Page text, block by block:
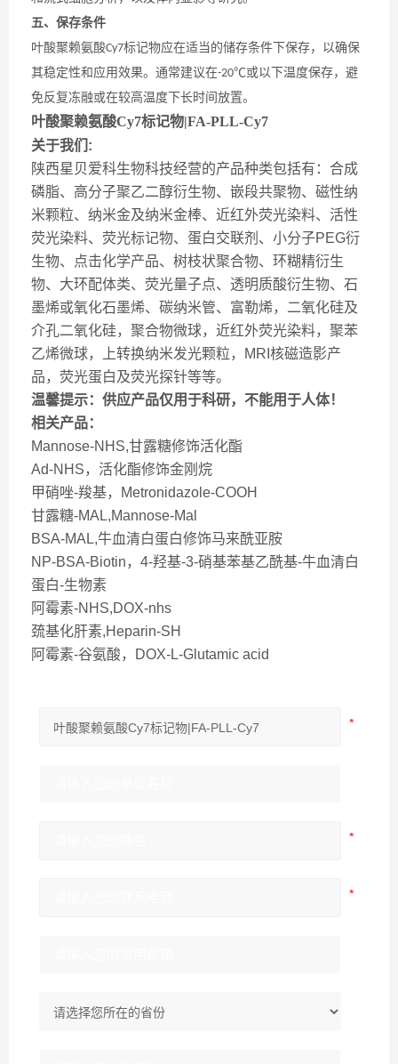
五、保存条件
叶酸聚赖氨酸Cy7标记物应在适当的储存条件下保存，以确保
其稳定性和应用效果。通常建议在-20℃或以下温度保存，避
免反复冻融或在较高温度下长时间放置。
叶酸聚赖氨酸Cy7标记物|FA-PLL-Cy7
关于我们:
陕西星贝爱科生物科技经营的产品种类包括有：合成
磷脂、高分子聚乙二醇衍生物、嵌段共聚物、磁性纳
米颗粒、纳米金及纳米金棒、近红外荧光染料、活性
荧光染料、荧光标记物、蛋白交联剂、小分子PEG衍
生物、点击化学产品、树枝状聚合物、环糊精衍生
物、大环配体类、荧光量子点、透明质酸衍生物、石
墨烯或氧化石墨烯、碳纳米管、富勒烯，二氧化硅及
介孔二氧化硅，聚合物微球，近红外荧光染料，聚苯
乙烯微球，上转换纳米发光颗粒，MRI核磁造影产
品，荧光蛋白及荧光探针等等。
温馨提示：供应产品仅用于科研，不能用于人体！
相关产品：
Mannose-NHS,甘露糖修饰活化酯
Ad-NHS，活化酯修饰金刚烷
甲硝唑-羧基，Metronidazole-COOH
甘露糖-MAL,Mannose-Mal
BSA-MAL,牛血清白蛋白修饰马来酰亚胺
NP-BSA-Biotin，4-羟基-3-硝基苯基乙酰基-牛血清白
蛋白-生物素
阿霉素-NHS,DOX-nhs
巯基化肝素,Heparin-SH
阿霉素-谷氨酸，DOX-L-Glutamic acid